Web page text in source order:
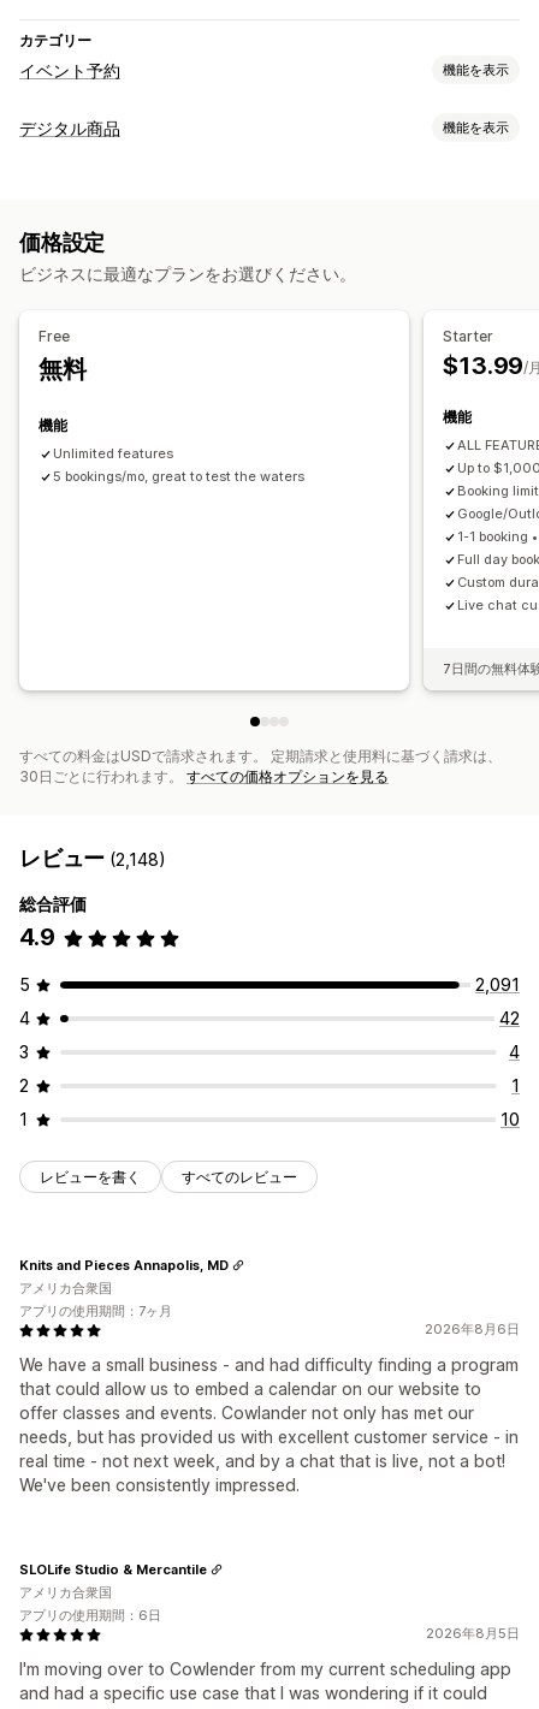
カテゴリー
イベント予約 機能を表示
イベントタイプ
予約管理
カレンダー
スケジュール 時間枠 除外日の設定
イベントのチェックイン
リアルタイム更新
メール通知
決済 前払金
カスタマイズ
予約ページ
カレンダーウィジェット
デジタル商品 機能を表示
ダウンロード管理
ファイルセキュリティ
IP制限 パスワード保護 ファイルのホスティング
価格設定
ビジネスに最適なプランをお選びください。
Free
無料
機能
Unlimited features
5 bookings/mo, great to test the waters
Starter
$13.99/
機能
ALL
Up to
Booking
Google/
1-1 booking
Full day
Custom
Live chat
7日間の無料体
すべての料金はUSDで請求されます。 定期請求と使用料に基づく請求は、
30日ごとに行われます。 すべての価格オプションを見る
レビュー (2,148)
総合評価
4.9
5
2,091
4
42
3
4
2
1
1
10
レビューを書く すべてのレビュー
2026年8月6日
We have a small business - and had difficulty finding a program
that could allow us to embed a calendar on our website to
offer classes and events. Cowlander not only has met our
needs, but has provided us with excellent customer service - in
real time - not next week, and by a chat that is live, not a bot!
We've been consistently impressed.
Knits and Pieces Annapolis, MD
アメリカ合衆国
アプリの使用期間：7ヶ月
2026年8月5日
I'm moving over to Cowlender from my current scheduling app
and had a specific use case that I was wondering if it could
SLOLife Studio & Mercantile
アメリカ合衆国
アプリの使用期間：6日